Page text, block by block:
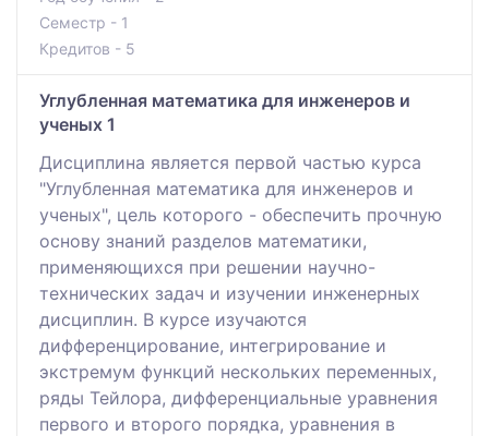
Семестр - 1
Кредитов - 5
Углубленная математика для инженеров и
ученых 1
Дисциплина является первой частью курса
"Углубленная математика для инженеров и
ученых", цель которого - обеспечить прочную
основу знаний разделов математики,
применяющихся при решении научно-
технических задач и изучении инженерных
дисциплин. В курсе изучаются
дифференцирование, интегрирование и
экстремум функций нескольких переменных,
ряды Тейлора, дифференциальные уравнения
первого и второго порядка, уравнения в